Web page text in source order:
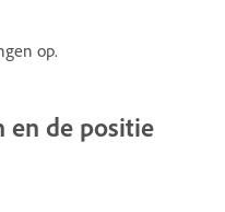
op.
en de positie